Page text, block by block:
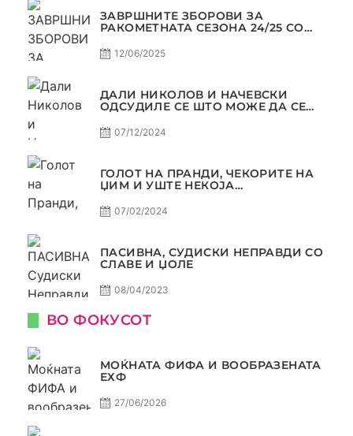
ЗАВРШНИТЕ ЗБОРОВИ ЗА
РАКОМЕТНАТА СЕЗОНА 24/25 СО
С4Е11
12/06/2025
ДАЛИ НИКОЛОВ И НАЧЕВСКИ
ОДСУДИЛЕ СЕ ШТО МОЖЕ ДА СЕ
07/12/2024
ГОЛОТ НА ПРАНДИ, ЧЕКОРИТЕ НА
ЏИМ И УШТЕ НЕКОЈА
САМО РАКОМЕТ
07/02/2024
ПАСИВНА, СУДИСКИ НЕПРАВДИ СО
СЛАВЕ И ЏОЛЕ
08/04/2023
ВО ФОКУСОТ
МОЌНАТА ФИФА И ВООБРАЗЕНАТА
ЕХФ
27/06/2026